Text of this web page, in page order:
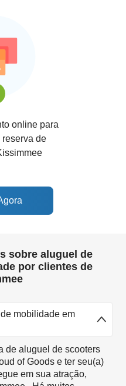
online para
de
sobre aluguel de
por clientes de
mobilidade em
de aluguel de scooters
of Goods e ter seu(a)
em sua atração,